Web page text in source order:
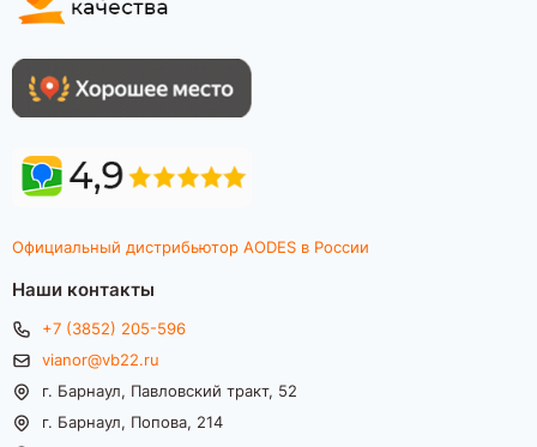
Официальный дистрибьютор AODES в России
Наши контакты
+7 (3852) 205-596
vianor@vb22.ru
г. Барнаул, Павловский тракт, 52
г. Барнаул, Попова, 214